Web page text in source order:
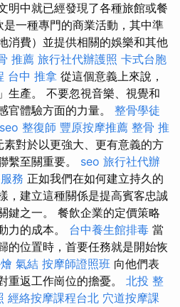
明中就已經發現了各種旅館或餐
是一種專門的商業活動，其中準
消費）並提供相關的娛樂和其他
推薦 旅行社代辦護照 卡式台胞
台中 推拿 從這個意義上來說，
生產。 不要忽視音樂、視覺和
官體驗方面的力量。 整骨學徒
整復師 豐原按摩推薦 整骨 推
素對於以更強大、更有意義的方
繫至關重要。 seo 旅行社代辦
務 正如我們在如何建立持久的
，建立這種關係是提高賓客忠誠
鍵之一。 餐飲企業的定價策略
力的成本。 台中養生館排毒 當
的位置時，首要任務就是開始恢
氣結 按摩師證照班 向他們表
重返工作崗位的擔憂。 北投 整
經絡按摩課程台北 穴道按摩課